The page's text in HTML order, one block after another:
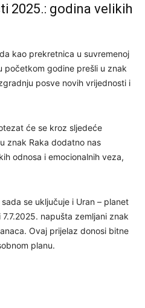
2025.: godina velikih
kao prekretnica u suvremenoj
početkom godine prešli u znak
posve novih vrijednosti i
će se kroz sljedeće
znak Raka dodatno nas
odnosa i emocionalnih veza,
se uključuje i Uran – planet
napušta zemljani znak
Ovaj prijelaz donosi bitne
planu.